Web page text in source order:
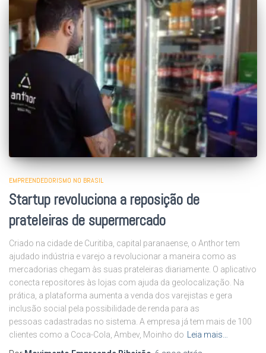
EMPREENDEDORISMO NO BRASIL
Startup revoluciona a reposição de
prateleiras de supermercado
Criado na cidade de Curitiba, capital paranaense, o Anthor tem
ajudado indústria e varejo a revolucionar a maneira como as
mercadorias chegam às suas prateleiras diariamente. O aplicativo
conecta repositores às lojas com ajuda da geolocalização. Na
prática, a plataforma aumenta a venda dos varejistas e gera
inclusão social pela possibilidade de renda para as
pessoas cadastradas no sistema. A empresa já tem mais de 100
clientes como a Coca-Cola, Ambev, Moinho do
Leia mais…